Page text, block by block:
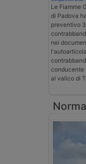
Le Fiamme
di Padova
preventivo
nei
conducente
al valico di